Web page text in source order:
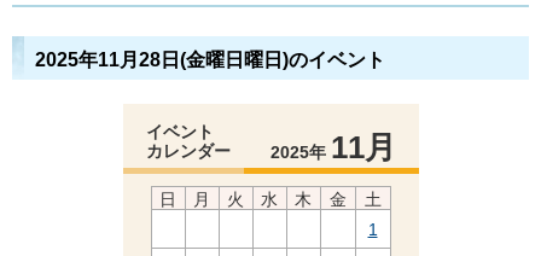
2025年11月28日(金曜日曜日)のイベント
イベント
カレンダー
2025年 11月
日 月 火 水 木 金
土
1